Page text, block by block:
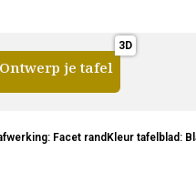
Ontwerp je tafel
Facet randKleur tafelblad: